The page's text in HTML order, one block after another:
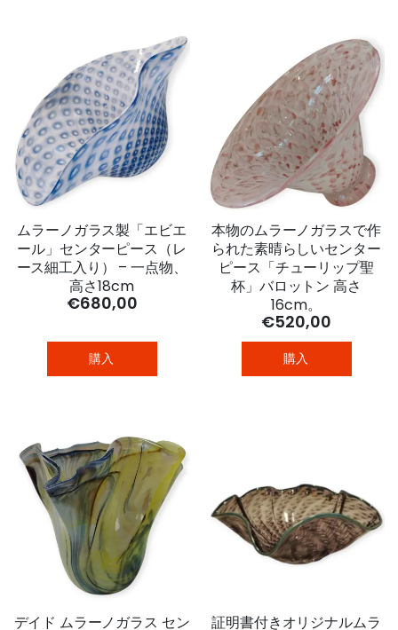
ムラーノガラス製「エビエ
ール」センターピース（レ
ース細工入り） – 一点物、
高さ18cm
€680,00
購入
本物のムラーノガラスで作
られた素晴らしいセンター
ピース「チューリップ聖
杯」バロットン 高さ
16cm。
€520,00
購入
デイド ムラーノガラス セン
証明書付きオリジナルムラ